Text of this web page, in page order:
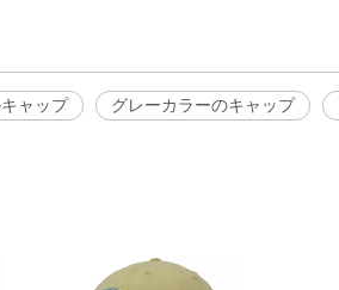
ャップ グレーカラーのキャップ